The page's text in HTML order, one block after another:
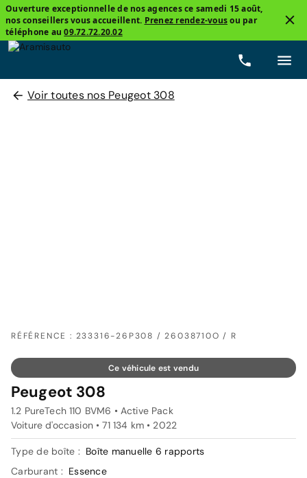
Ouverture exceptionnelle de nos agences ce samedi 15 août,
nos conseillers vous accueillent. Prenez rendez-vousou par
téléphone au09.72.72.20.02
Voir toutes nos Peugeot 308
RÉFÉRENCE : 233316-26P308 / 26038710O / R
Ce véhicule est vendu
Peugeot 308
1.2 PureTech 110 BVM6 • Active Pack
Voiture d'occasion • 71 134 km • 2022
Type de boîte : Boîte manuelle 6 rapports
Carburant : Essence